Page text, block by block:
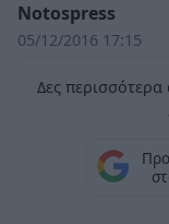
Notospress
05/12/2016 17:15
Δες